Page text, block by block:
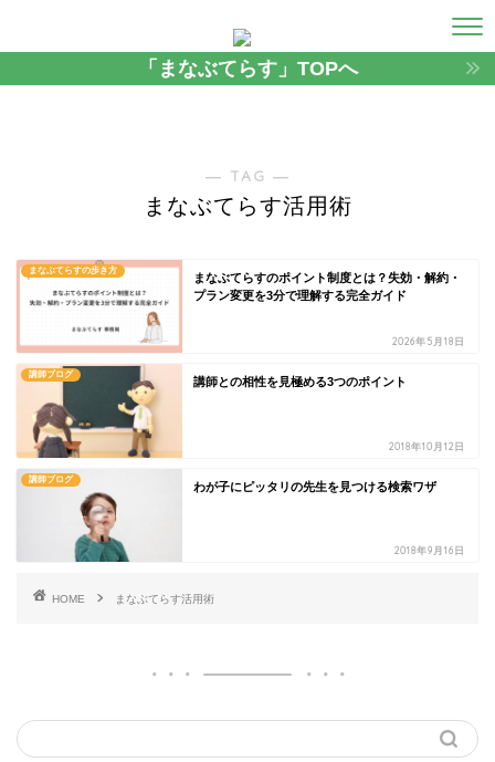
「まなぶてらす」TOPへ
― TAG ―
まなぶてらす活用術
まなぶてらすの歩き方
まなぶてらすのポイント制度とは？失効・解約・
プラン変更を3分で理解する完全ガイド
2026年5月18日
講師ブログ
講師との相性を見極める3つのポイント
2018年10月12日
講師ブログ
わが子にピッタリの先生を見つける検索ワザ
2018年9月16日
HOME まなぶてらす活用術